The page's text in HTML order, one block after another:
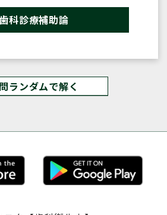
科診療補助論
ランダムで解く